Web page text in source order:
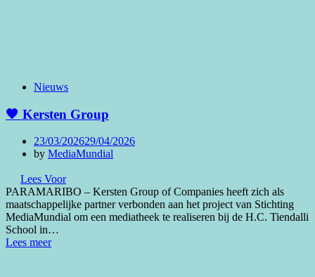
Nieuws
🧡 Kersten Group
Posted
on
23/03/202629/04/2026
by MediaMundial
Lees Voor
PARAMARIBO – Kersten Group of Companies heeft zich als
maatschappelijke partner verbonden aan het project van Stichting
MediaMundial om een mediatheek te realiseren bij de H.C. Tiendalli
School in…
Lees meer